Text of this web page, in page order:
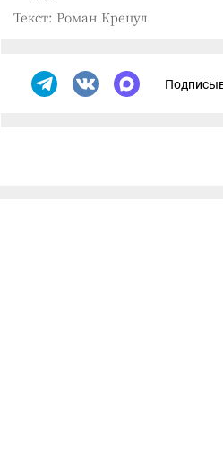
Текст: Роман Крецул